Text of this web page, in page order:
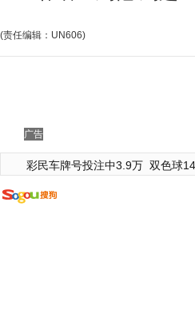
(责任编辑：UN606)
广告
彩民车牌号投注中3.9万 双色球